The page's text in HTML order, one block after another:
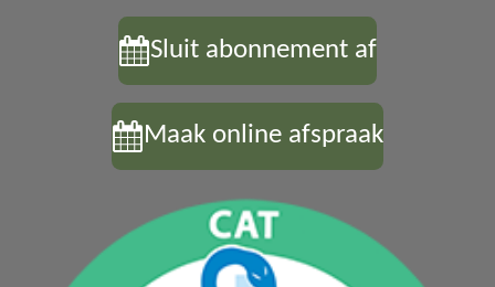
Sluit abonnement af
Maak online afspraak